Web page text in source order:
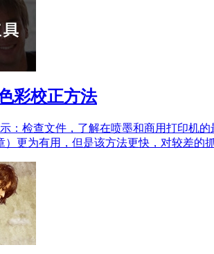
彩校正方法
：检查文件，了解在喷墨和商用打印机
）更为有用，但是该方法更快，对较差的